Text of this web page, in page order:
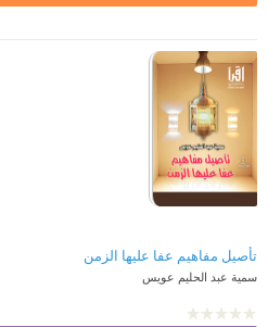
سمية عبد الحليم عويس